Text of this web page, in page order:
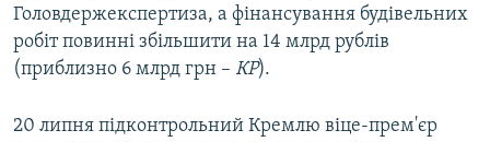
Головдержекспертиза, а фінансування будівельних
робіт повинні збільшити на 14 млрд рублів
(приблизно 6 млрд грн – КР).
20 липня підконтрольний Кремлю віце-прем'єр